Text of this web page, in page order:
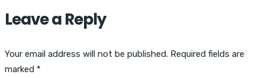
Leave a Reply
Your email address will not be published. Required fields are
marked *